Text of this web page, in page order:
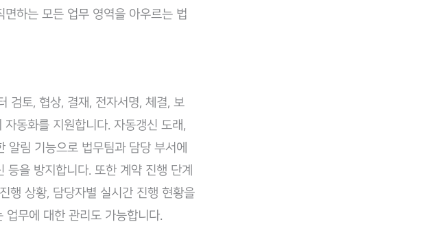
하는 모든 업무 영역을 아우르는 법
검토, 협상, 결재, 전자서명, 체결, 보
동화를 지원합니다. 자동갱신 도래,
알림 기능으로 법무팀과 담당 부서에
을 방지합니다. 또한 계약 진행 단계
행 상황, 담당자별 실시간 진행 현황을
업무에 대한 관리도 가능합니다.